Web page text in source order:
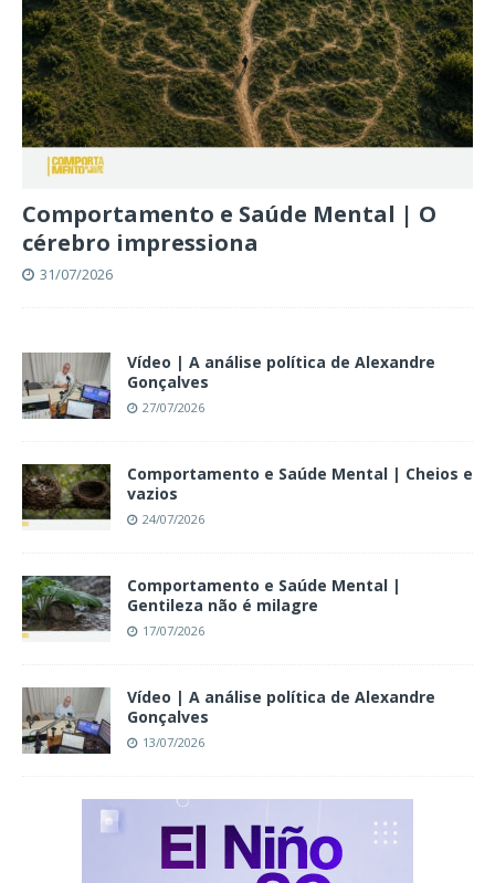
Comportamento e Saúde Mental | O
cérebro impressiona
31/07/2026
Vídeo | A análise política de Alexandre
Gonçalves
27/07/2026
Comportamento e Saúde Mental | Cheios e
vazios
24/07/2026
Comportamento e Saúde Mental |
Gentileza não é milagre
17/07/2026
Vídeo | A análise política de Alexandre
Gonçalves
13/07/2026